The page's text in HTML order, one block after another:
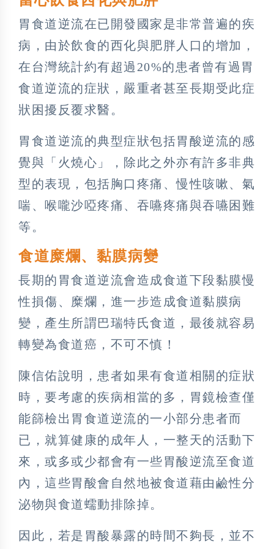
胃食道逆流在已開發國家是非常普遍的疾
病，由於飲食的西化與肥胖人口的增加，
在台灣統計約有超過20%的患者曾有過胃
食道逆流的症狀，嚴重者甚至長期受此症
狀困擾反覆求醫。
胃食道逆流的典型症狀包括胃酸逆流的感
覺與「火燒心」，除此之外亦有許多非典
型的表現，包括胸口疼痛、慢性咳嗽、氣
喘、喉嚨沙啞疼痛、吞嚥疼痛與吞嚥困難
等。
食道糜爛、黏膜病變
長期的胃食道逆流會造成食道下段黏膜慢
性損傷、糜爛，進一步造成食道黏膜病
變，產生所謂巴瑞特氏食道，最後就容易
轉變為食道癌，不可不慎！
陳信佑說明，患者如果有食道相關的症狀
時，要考慮的疾病相當的多，胃鏡檢查僅
能篩檢出胃食道逆流的一小部分患者而
已，就算健康的成年人，一整天的活動下
來，或多或少都會有一些胃酸逆流至食道
內，這些胃酸會自然地被食道藉由鹼性分
泌物與食道蠕動排除掉。
因此，若是胃酸暴露的時間不夠長，並不